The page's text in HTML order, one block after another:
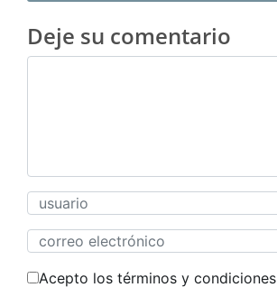
Deje su comentario
Acepto los términos y condiciones